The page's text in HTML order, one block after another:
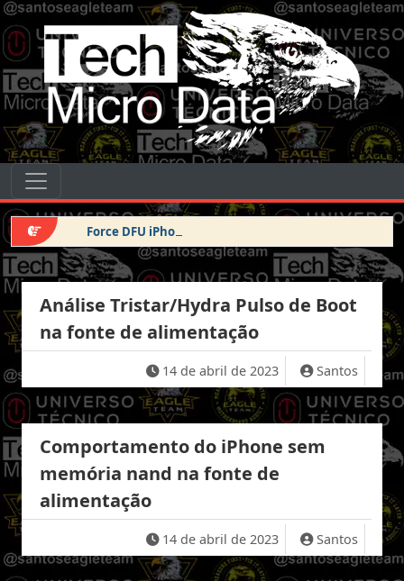
Pular para o conteúdo
Tech Micro Data
Pular para o conteúdo
Navegação principal
Force DFU iPhone 14 Pro Max
Análise Tristar/Hydra Pulso de Boot
na fonte de alimentação
14 de abril de 2023 Santos
Comportamento do iPhone sem
memória nand na fonte de
alimentação
14 de abril de 2023 Santos